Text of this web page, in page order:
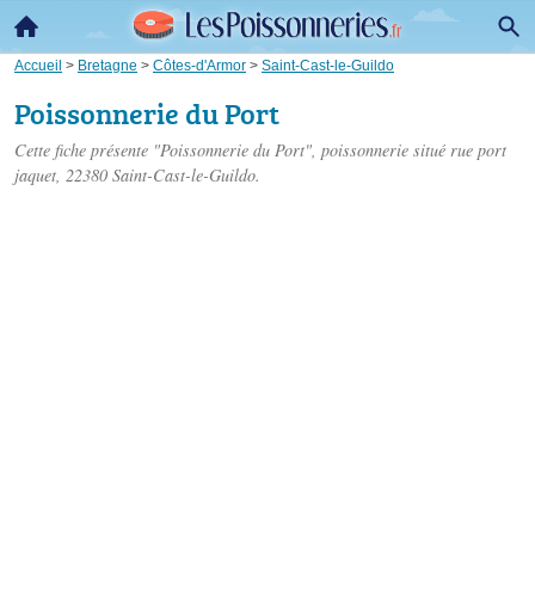
Accueil > Bretagne > Côtes-d'Armor > Saint-Cast-le-Guildo
Poissonnerie du Port
Cette fiche présente "Poissonnerie du Port", poissonnerie situé rue port
jaquet, 22380 Saint-Cast-le-Guildo.